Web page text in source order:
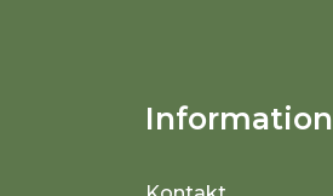
Information